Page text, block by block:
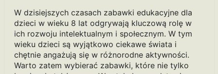
W dzisiejszych czasach zabawki edukacyjne dla
dzieci w wieku 8 lat odgrywają kluczową rolę w
ich rozwoju intelektualnym i społecznym. W tym
wieku dzieci są wyjątkowo ciekawe świata i
chętnie angażują się w różnorodne aktywności.
Warto zatem wybierać zabawki, które nie tylko